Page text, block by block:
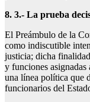
8. 3.- La prueba
El Preámbulo de la
como indiscutible
justicia; dicha
y funciones
una línea política que
funcionarios del